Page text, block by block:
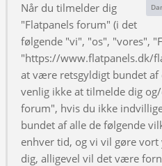
Når du tilmelder dig
"Flatpanels forum" (i det
følgende "vi", "os", "vores",
"https://www.flatpanels.dk/
at være retsgyldigt bundet
venlig ikke at tilmelde dig
forum", hvis du ikke
bundet af alle de følgende
enhver tid, og vi vil gøre
dig, alligevel vil det være